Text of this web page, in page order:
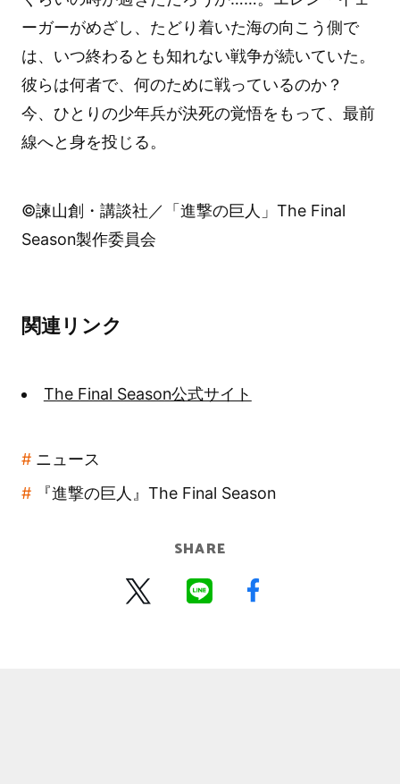
ーガーがめざし、たどり着いた海の向こう側で
は、いつ終わるとも知れない戦争が続いていた。
彼らは何者で、何のために戦っているのか？
今、ひとりの少年兵が決死の覚悟をもって、最前
線へと身を投じる。
©諫山創・講談社／「進撃の巨人」The Final
Season製作委員会
関連リンク
The Final Season公式サイト
ニュース
『進撃の巨人』The Final Season
SHARE